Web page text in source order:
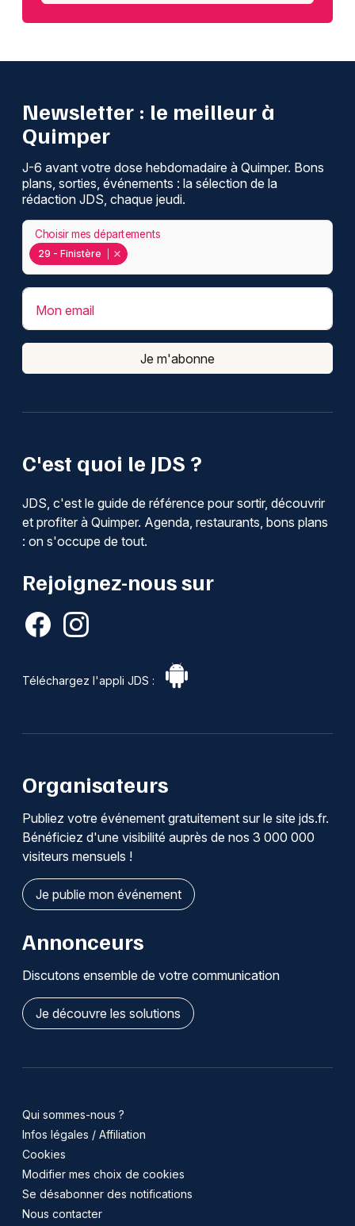
C'est quoi le JDS ?
JDS, c'est le guide de référence pour sortir, découvrir
et profiter à Quimper. Agenda, restaurants, bons plans
: on s'occupe de tout.
Rejoignez-nous sur
Téléchargez l'appli JDS :
Newsletter : le meilleur à
Quimper
J-6 avant votre dose hebdomadaire à Quimper. Bons
plans, sorties, événements : la sélection de la
rédaction JDS, chaque jeudi.
29 - Finistère
Choisir mes départements
Mon email
Je m'abonne
Organisateurs
Publiez votre événement gratuitement sur le site jds.fr.
Bénéficiez d'une visibilité auprès de nos 3 000 000
visiteurs mensuels !
Je publie mon événement
Annonceurs
Discutons ensemble de votre communication
Je découvre les solutions
Qui sommes-nous ?
Infos légales / Affiliation
Cookies
Modifier mes choix de cookies
Se désabonner des notifications
Nous contacter